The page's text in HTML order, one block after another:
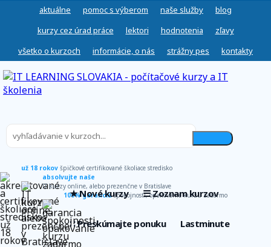
aktuálne pomoc s výberom naše služby
blog
kurzy cez úrad práce
lektori hodnotenia
zľavy
všetko o kurzoch
informácie, o nás strážny pes kontakty
už 18 rokov špičkové certifikované školiace stredisko
absolvujte naše
IT kurzy online, alebo prezenčne v Bratislave
100% garanciaspokojnosti, opakovanie kurzu zadarmo
★ Nové kurzy ☰ Zoznam kurzov
∷ Preskúmajte ponuku Lastminute